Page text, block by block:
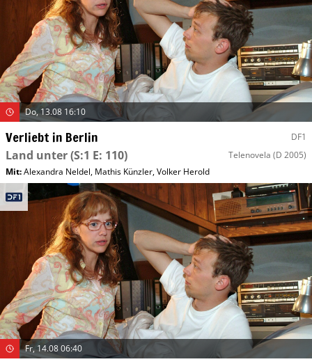
Do, 13.08 16:10
Verliebt in Berlin DF1
Land unter(S:1 E: 110) Telenovela (D 2005)
Mit:Alexandra Neldel, Mathis Künzler,Volker Herold
Fr, 14.08 06:40